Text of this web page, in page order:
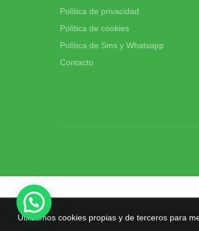
Política de privacidad
Política de cookies
Política de Sms y Whatsapp
Contacto
Utilizamos cookies propias y de terceros para